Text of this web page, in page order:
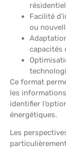
Facilité
ou
capacités
Ce format
les
identifier
énergétiques.
Les